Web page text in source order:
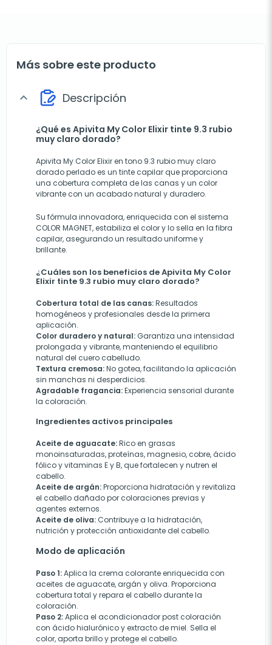
Más sobre este producto
expand_more Descripción
¿Qué es Apivita My Color Elixir tinte 9.3 rubio
muy claro dorado?
Apivita My Color Elixir en tono 9.3 rubio muy claro
dorado perlado es un tinte capilar que proporciona
una cobertura completa de las canas y un color
vibrante con un acabado natural y duradero.
Su fórmula innovadora, enriquecida con el sistema
COLOR MAGNET, estabiliza el color y lo sella en la fibra
capilar, asegurando un resultado uniforme y
brillante.
¿Cuáles son los beneficios de Apivita My Color
Elixir tinte 9.3 rubio muy claro dorado?
Cobertura total de las canas:Resultados
homogéneos y profesionales desde la primera
aplicación.
Color duradero y natural: Garantiza una intensidad
prolongada y vibrante, manteniendo el equilibrio
natural del cuero cabelludo.
Textura cremosa:No gotea, facilitando la aplicación
sin manchas ni desperdicios.
Agradable fragancia:Experiencia sensorial durante
la coloración.
Ingredientes activos principales
Aceite de aguacate:Rico en grasas
monoinsaturadas, proteínas, magnesio, cobre, ácido
fólico y vitaminas E y B, que fortalecen y nutren el
cabello.
Aceite de argán:Proporciona hidratación y revitaliza
el cabello dañado por coloraciones previas y
agentes externos.
Aceite de oliva: Contribuye a la hidratación,
nutrición y protección antioxidante del cabello.
Modo de aplicación
Paso 1:Aplica la crema colorante enriquecida con
aceites de aguacate, argán y oliva. Proporciona
cobertura total y repara el cabello durante la
coloración.
Paso 2:Aplica el acondicionador post coloración
con ácido hialurónico y extracto de miel. Sella el
color, aporta brillo y protege el cabello.